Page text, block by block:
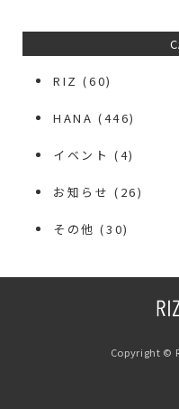
RIZ (60)
HANA (446)
イベント (4)
お知らせ (26)
その他 (30)
Copyright ©